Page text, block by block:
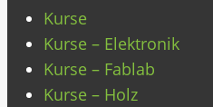
Kurse
Kurse – Elektronik
Kurse – Fablab
Kurse – Holz